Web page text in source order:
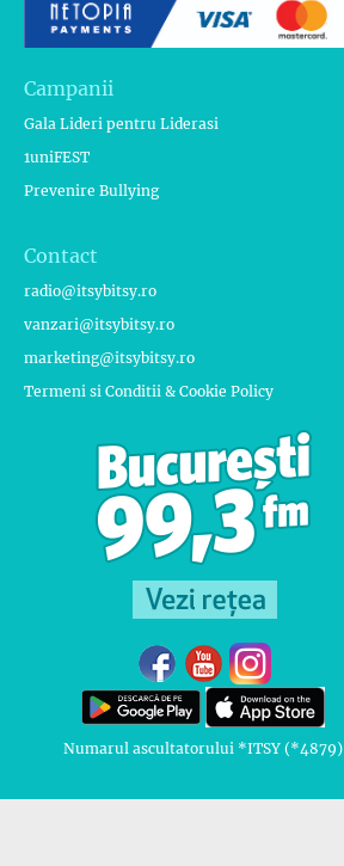
Campanii
Gala Lideri pentru Liderasi
1uniFEST
Prevenire Bullying
Contact
radio@itsybitsy.ro
vanzari@itsybitsy.ro
marketing@itsybitsy.ro
Termeni si Conditii & Cookie Policy
Numarul ascultatorului *ITSY (*4879)